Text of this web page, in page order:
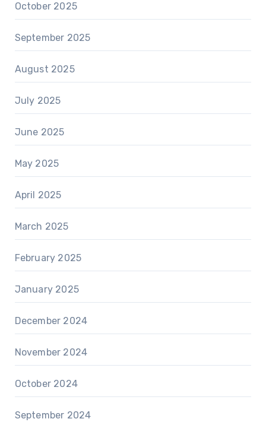
October 2025
September 2025
August 2025
July 2025
June 2025
May 2025
April 2025
March 2025
February 2025
January 2025
December 2024
November 2024
October 2024
September 2024